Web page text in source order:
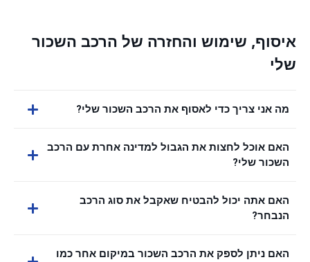
איסוף, שימוש והחזרה של הרכב השכור
שלי
מה אני צריך כדי לאסוף את הרכב השכור שלי?
האם אוכל לחצות את הגבול למדינה אחרת עם הרכב
השכור שלי?
האם אתה יכול להבטיח שאקבל את סוג הרכב
הנבחר?
האם ניתן לספק את הרכב השכור במיקום אחר כמו